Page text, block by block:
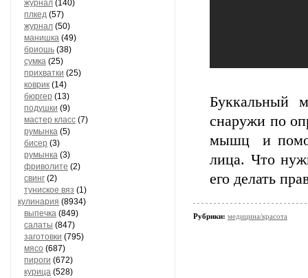
журнал (140)
плкед (57)
журнал (50)
манишка (49)
бриошь (38)
сумка (25)
прихватки (25)
коврик (14)
бюргер (13)
подушки (9)
мастер класс (7)
румынка (5)
бисер (3)
румынка (3)
фриволите (2)
свинг (2)
туниское вяз (1)
кулинария (8934)
выпечка (849)
салаты (847)
заготовки (795)
мясо (687)
пироги (672)
курица (528)
Буккальный
снаружи по
мышц и
лица. Что
его делать
Рубрики: медицина/красота